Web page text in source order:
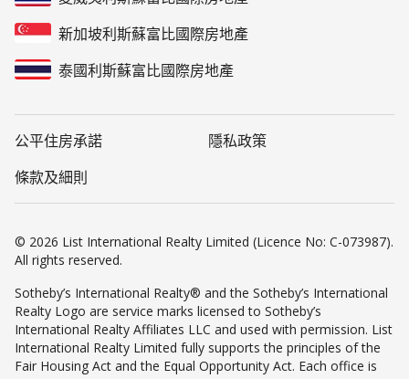
新加坡利斯蘇富比國際房地產
泰國利斯蘇富比國際房地產
公平住房承諾
隱私政策
條款及細則
© 2026 List International Realty Limited (Licence No: C-073987).
All rights reserved.
Sotheby’s International Realty® and the Sotheby’s International
Realty Logo are service marks licensed to Sotheby’s
International Realty Affiliates LLC and used with permission. List
International Realty Limited fully supports the principles of the
Fair Housing Act and the Equal Opportunity Act. Each office is